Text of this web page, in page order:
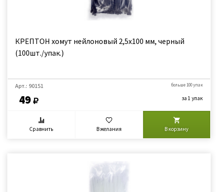
КРЕПТОН хомут нейлоновый 2,5х100 мм, черный
(100шт./упак.)
Арт.: 90151
49
больше 100 упак
за 1 упак
Сравнить В желания В корзину